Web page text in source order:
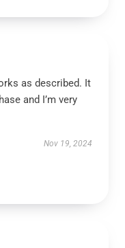
as described. It
and I’m very
Nov 19, 2024